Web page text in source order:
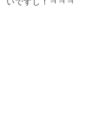
いですし！ㅋㅋㅋ